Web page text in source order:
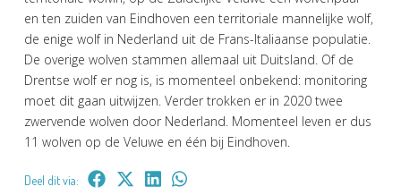
en ten zuiden van Eindhoven een territoriale mannelijke wolf,
de enige wolf in Nederland uit de Frans-Italiaanse populatie.
De overige wolven stammen allemaal uit Duitsland. Of de
Drentse wolf er nog is, is momenteel onbekend: monitoring
moet dit gaan uitwijzen. Verder trokken er in 2020 twee
zwervende wolven door Nederland. Momenteel leven er dus
11 wolven op de Veluwe en één bij Eindhoven.
Deel dit via: